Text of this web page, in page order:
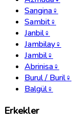
Sangina♀
Sambit♀
Janbil♀
Jambilay♀
Jambil♀
Abrinisa♀
Burul / Buril♀
Balgül♀
Erkekler